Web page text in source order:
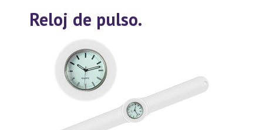
Reloj de pulso.